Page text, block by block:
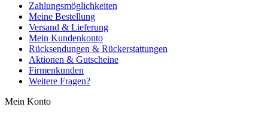
Zahlungsmöglichkeiten
Meine Bestellung
Versand & Lieferung
Mein Kundenkonto
Rücksendungen & Rückerstattungen
Aktionen & Gutscheine
Firmenkunden
Weitere Fragen?
Mein Konto